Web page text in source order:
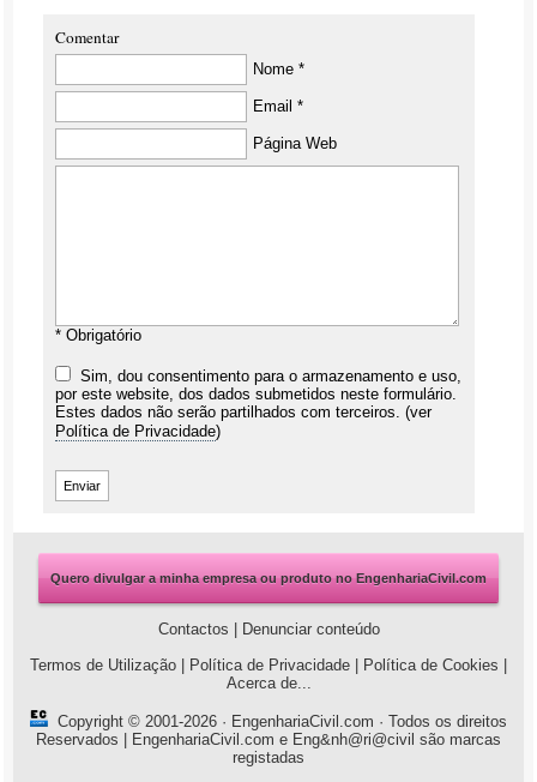
Comentar
Nome *
Email *
Página Web
* Obrigatório
Sim, dou consentimento para o armazenamento e uso,
por este website, dos dados submetidos neste formulário.
Estes dados não serão partilhados com terceiros. (ver
Política de Privacidade)
Quero divulgar a minha empresa ou produto no EngenhariaCivil.com
Contactos
Denunciar conteúdo
Termos de Utilização
Política de Privacidade Política de Cookies
Acerca de...
Copyright © 2001-2026 · EngenhariaCivil.com · Todos os direitos
Reservados | EngenhariaCivil.com e Eng&nh@ri@civil são marcas
registadas